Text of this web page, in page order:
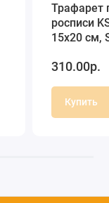
Трафарет
росписи
15х20 см,
310.00р.
Купить